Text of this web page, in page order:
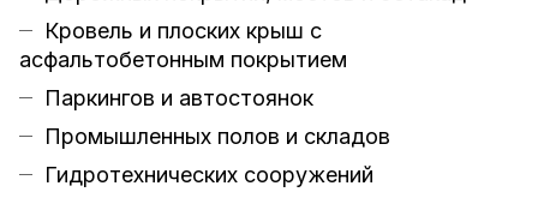
Кровель и плоских крыш с
асфальтобетонным покрытием
Паркингов и автостоянок
Промышленных полов и складов
Гидротехнических сооружений